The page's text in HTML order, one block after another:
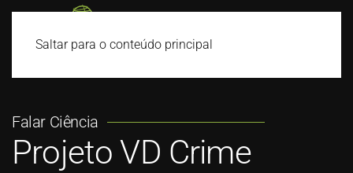
Saltar para o conteúdo principal
Falar Ciência
Projeto VD Crime